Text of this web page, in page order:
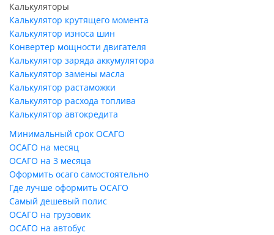
Калькуляторы
Калькулятор крутящего момента
Калькулятор износа шин
Конвертер мощности двигателя
Калькулятор заряда аккумулятора
Калькулятор замены масла
Калькулятор растаможки
Калькулятор расхода топлива
Калькулятор автокредита
Минимальный срок ОСАГО
ОСАГО на месяц
ОСАГО на 3 месяца
Оформить осаго самостоятельно
Где лучше оформить ОСАГО
Самый дешевый полис
ОСАГО на грузовик
ОСАГО на автобус